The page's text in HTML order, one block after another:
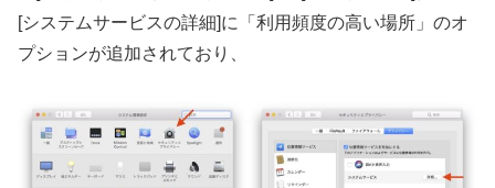
[システムサービスの詳細]に「利用頻度の高い場所」のオ
プションが追加されており、